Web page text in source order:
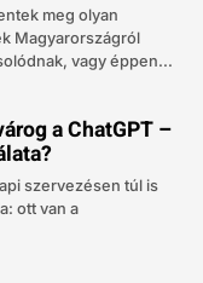
meg olyan
Magyarországról
vagy éppen...
a ChatGPT –
szervezésen túl is
ott van a